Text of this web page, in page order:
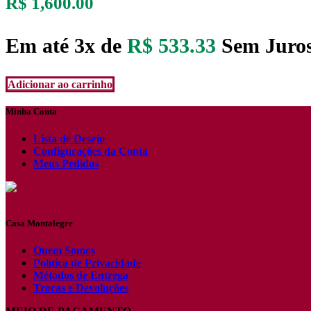
Em até 3x de R$ 533.33 Sem
Adicionar ao carrinho
Minha Conta
Lista de Desejo
Configurações da Conta
Meus Pedidos
Casa Montalegre
Quem Somos
Política de Privacidade
Métodos de Entrega
Trocas e Devoluções